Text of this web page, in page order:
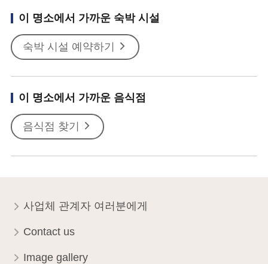
이 명소에서 가까운 숙박 시설
숙박 시설 예약하기
이 명소에서 가까운 음식점
음식점 찾기
사업체 관계자 여러분에게
Contact us
Image gallery